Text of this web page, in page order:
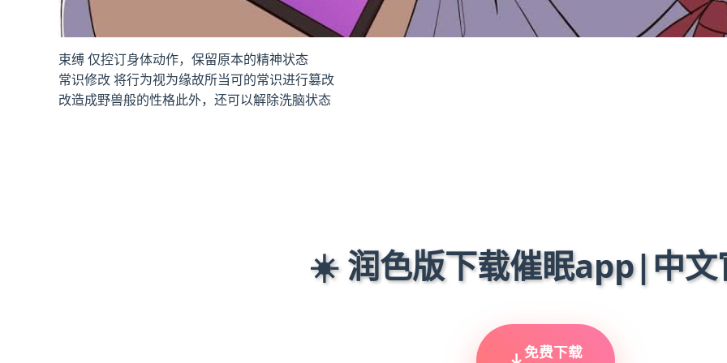
束缚 仅控订身体动作，保留原本的精神状态
常识修改 将行为视为缘故所当可的常识进行篡改
改造成野兽般的性格此外，还可以解除洗脑状态
☀️ 润色版下载催眠app|中文
免费下载